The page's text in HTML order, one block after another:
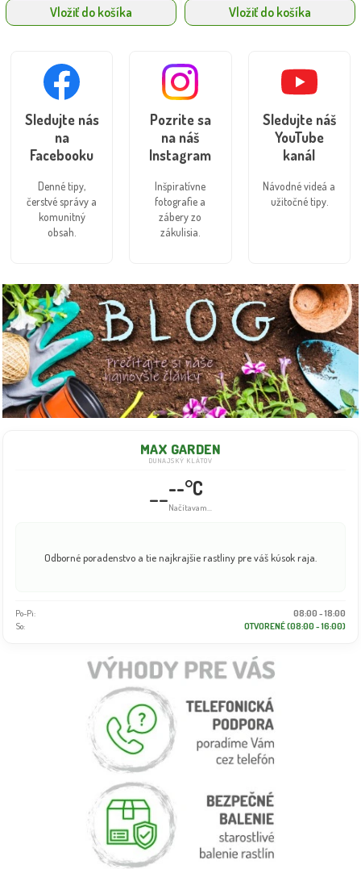
MAX GARDEN
DUNAJSKÝ KLÁTOV
----°C
Načítavam...
Odborné poradenstvo a tie najkrajšie rastliny pre váš kúsok raja.
Po-Pi:
08:00 - 18:00
So:
OTVORENÉ (08:00 - 16:00)
Vložiť do košíka Vložiť do košíka
Sledujte nás
na
Facebooku
Denné tipy,
čerstvé správy a
komunitný
obsah.
Pozrite sa
na náš
Instagram
Inšpiratívne
fotografie a
zábery zo
zákulisia.
Sledujte náš
YouTube
kanál
Návodné videá a
užitočné tipy.